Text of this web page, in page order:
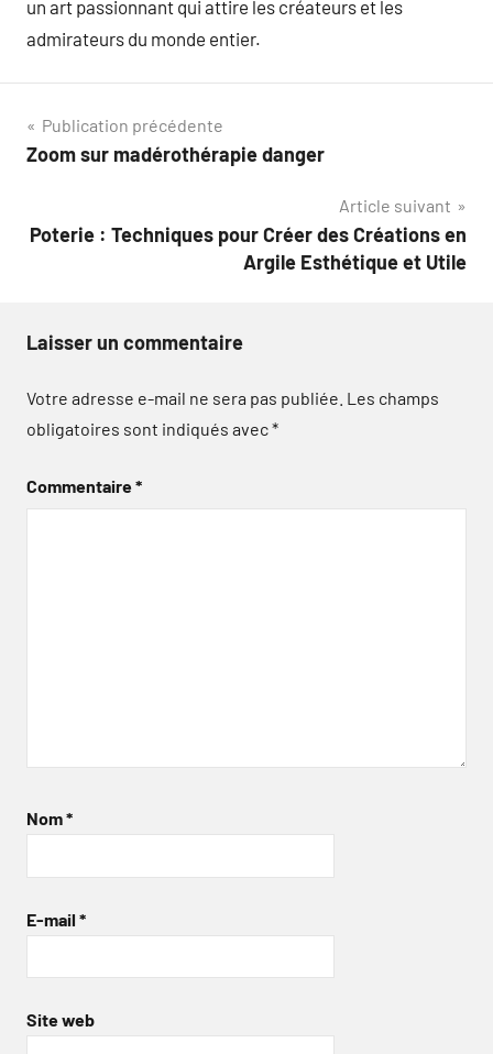
un art passionnant qui attire les créateurs et les
admirateurs du monde entier.
Navigation
de
Publication précédente
Zoom sur madérothérapie danger
Article suivant
Poterie : Techniques pour Créer des Créations en
Argile Esthétique et Utile
Laisser un commentaire
Votre adresse e-mail ne sera pas publiée. Les champs
obligatoires sont indiqués avec*
Commentaire*
Nom*
E-mail *
Site web